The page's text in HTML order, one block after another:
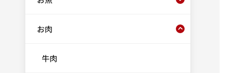
お肉
牛肉